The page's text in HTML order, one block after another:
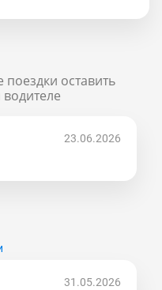
оставить
23.06.2026
31.05.2026